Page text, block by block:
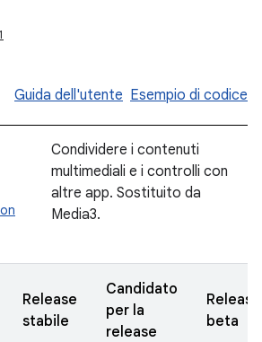
Guida dell'utente Esempio di codice
Condividere i contenuti
multimediali e i controlli con
altre app. Sostituito da
Media3.
Release
stabile
Candidato
per la
release
Release
beta